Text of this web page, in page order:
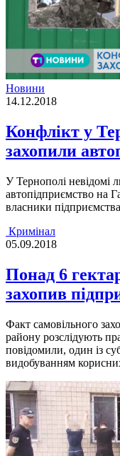
Новини
14.12.2018
Конфлікт у
захопили
У Тернополі невідомі
автопідприємство на
власники
Кримінал
05.09.2018
Понад 6
захопив
Факт самовільного
району розслідують
повідомили, один із
видобуванням